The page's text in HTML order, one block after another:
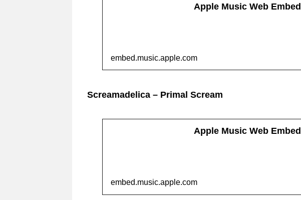
Apple Music Web Embed
embed.music.apple.com
Screamadelica – Primal Scream
Apple Music Web Embed
embed.music.apple.com